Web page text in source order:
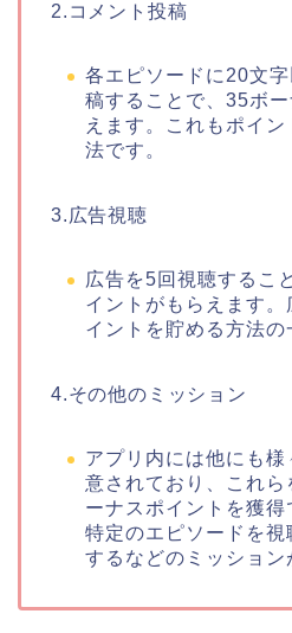
2.コメント投稿
各エピソードに20文
稿することで、35ボ
えます。これもポイ
法です。
3.広告視聴
広告を5回視聴するこ
イントがもらえます
イントを貯める方法の
4.その他のミッション
アプリ内には他にも様
意されており、これ
ーナスポイントを獲得
特定のエピソードを
するなどのミッション